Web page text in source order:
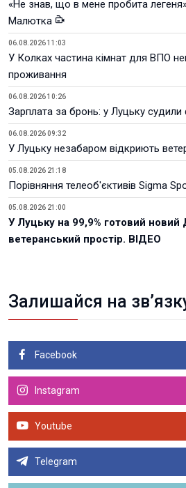
«Не знав, що в мене пробита
Малютка
06.08.2026 11:03
У Колках частина кімнат для ВПО
проживання
06.08.2026 10:26
Зарплата за бронь: у Луцьку судили
06.08.2026 09:32
У Луцьку незабаром відкриють
05.08.2026 21:18
Порівняння телеоб'єктивів Sigma
05.08.2026 21:00
У Луцьку на 99,9% готовий
ветеранський простір. ВІДЕО
Залишайся на
Facebook
Instagram
Youtube
Telegram